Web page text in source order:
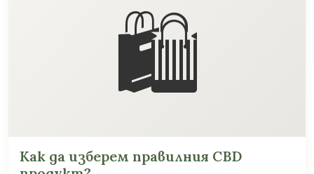
🛍️
Как да изберем правилния CBD